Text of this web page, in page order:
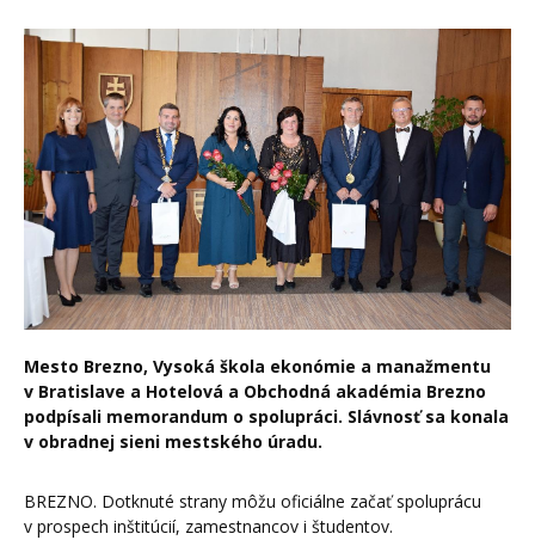
Mesto Brezno, Vysoká škola ekonómie a manažmentu
v Bratislave a Hotelová a Obchodná akadémia Brezno
podpísali memorandum o spolupráci. Slávnosť sa konala
v obradnej sieni mestského úradu.
BREZNO. Dotknuté strany môžu oficiálne začať spoluprácu
v prospech inštitúcií, zamestnancov i študentov.